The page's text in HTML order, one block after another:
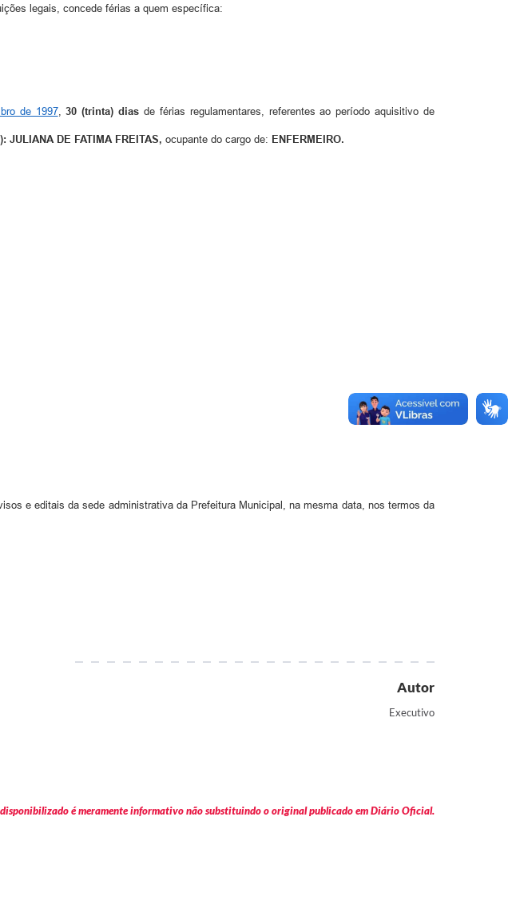
legais, concede férias a quem específica:
de 1997,30 (trinta) dias de férias regulamentares, referentes ao período aquisitivo de
JULIANA DE FATIMA FREITAS, ocupante do cargo de: ENFERMEIRO.
e editais da sede administrativa da Prefeitura Municipal, na mesma data, nos termos da
Autor
Executivo
é meramente informativo não substituindo o original publicado em Diário Oficial.